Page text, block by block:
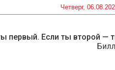
Четверг,
первый. Если ты второй —